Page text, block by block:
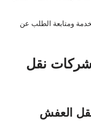
ومتابعة الطلب عن
شركات نقل
العفش